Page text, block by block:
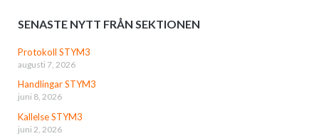
SENASTE NYTT FRÅN SEKTIONEN
Protokoll STYM3
augusti 7, 2026
Handlingar STYM3
juni 8, 2026
Kallelse STYM3
juni 2, 2026